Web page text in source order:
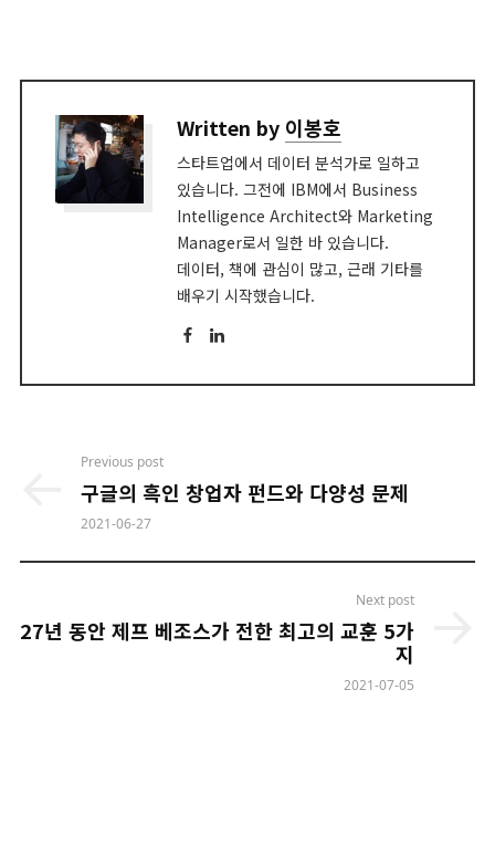
Written by 이봉호
스타트업에서 데이터 분석가로 일하고
있습니다. 그전에 IBM에서 Business
Intelligence Architect와 Marketing
Manager로서 일한 바 있습니다.
데이터, 책에 관심이 많고, 근래 기타를
배우기 시작했습니다.
Facebook
LinkedIn
navigation
Previous post
구글의 흑인 창업자 펀드와 다양성 문제
2021-06-27
Next post
27년 동안 제프 베조스가 전한 최고의 교훈 5가
지
2021-07-05